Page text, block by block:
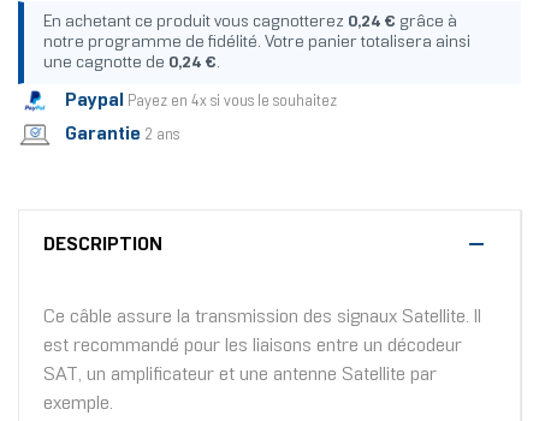
En achetant ce produit vous cagnotterez 0,24 € grâce à
notre programme de fidélité. Votre panier totalisera ainsi
une cagnotte de 0,24 €.
Paypal Payez en 4x si vous le souhaitez
Garantie 2 ans
DESCRIPTION
Ce câble assure la transmission des signaux Satellite. Il
est recommandé pour les liaisons entre un décodeur
SAT, un amplificateur et une antenne Satellite par
exemple.